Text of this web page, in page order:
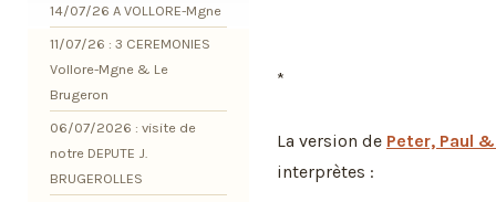
*
La version de Peter, Paul
interprètes :
14/07/26 A VOLLORE-Mgne
11/07/26 : 3 CEREMONIES
Vollore-Mgne & Le
Brugeron
06/07/2026 : visite de
notre DEPUTE J.
BRUGEROLLES